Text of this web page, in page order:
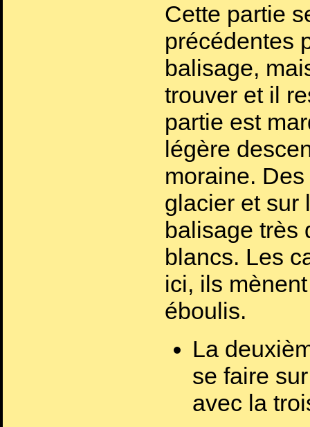
Cette partie
précédentes
balisage,
trouver et il
partie est
légère
moraine.
glacier et sur
balisage très
blancs. Les
ici, ils
éboulis.
La
se faire
avec la